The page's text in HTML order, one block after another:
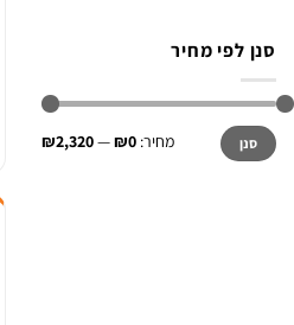
סנן לפי מחיר
מחיר
מינימלי
מחיר
מקסימלי
סנן מחיר:₪0
—
₪2,320